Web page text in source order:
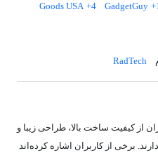
Goods USA +4 GadgetGuy
RadTech
از کیفیت ساخت بالا، طراحی زیبا و
برخی از کاربران اشاره کرده‌اند